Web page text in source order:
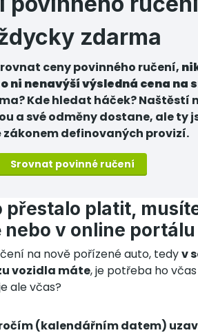
zdarma
ceny povinného ručení,
ni nenavýší výsledná cena na
Kde hledat háček? Naštěstí
a své odměny dostane, ale ty
zákonem definovaných provizí.
Srovnat povinné ručení
platit,
nebo v online
na nově pořízené auto, tedyv
vozidla máte, je potřeba ho
ale včas?
(kalendářním datem)